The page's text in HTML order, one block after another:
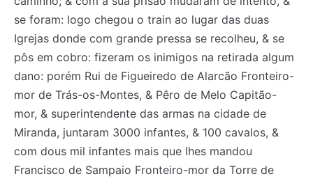
se foram: logo chegou o train ao lugar das duas
Igrejas donde com grande pressa se recolheu, & se
pôs em cobro: fizeram os inimigos na retirada algum
dano: porém Rui de Figueiredo de Alarcão Fronteiro-
mor de Trás-os-Montes, & Pêro de Melo Capitão-
mor, & superintendente das armas na cidade de
Miranda, juntaram 3000 infantes, & 100 cavalos, &
com dous mil infantes mais que lhes mandou
Francisco de Sampaio Fronteiro-mor da Torre de